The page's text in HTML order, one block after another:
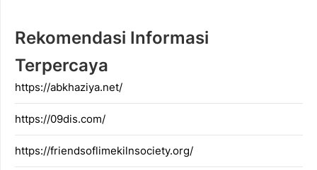
Rekomendasi Informasi
Terpercaya
https://abkhaziya.net/
https://09dis.com/
https://friendsoflimekilnsociety.org/